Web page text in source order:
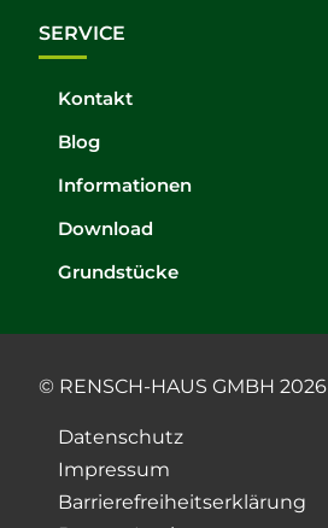
SERVICE
Kontakt
Blog
Informationen
Download
Grundstücke
© RENSCH-HAUS GMBH 2026
Datenschutz
Impressum
Barrierefreiheitserklärung